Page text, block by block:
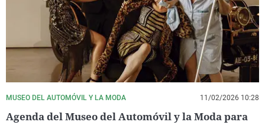
MUSEO DEL AUTOMÓVIL Y LA MODA 11/02/2026 10:28
Agenda del Museo del Automóvil y la Moda para